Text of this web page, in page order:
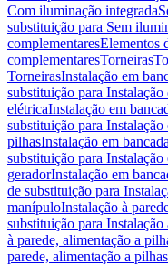
Com iluminação integrada
substituição para Sem
complementaresElementos
complementaresTorneiras
TorneirasInstalação em
substituição para
elétricaInstalação em
substituição para
pilhasInstalação em
substituição para
geradorInstalação em
de substituição para
manípuloInstalação à
substituição para
à parede, alimentação a
parede, alimentação a pilhas